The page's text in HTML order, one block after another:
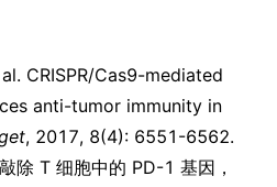
CRISPR/Cas9-mediated
anti-tumor immunity in
, 2017, 8(4): 6551-6562.
除 T 细胞中的 PD-1 基因，